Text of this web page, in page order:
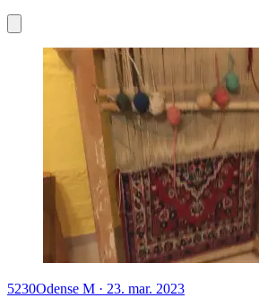
5230Odense M · 23. mar. 2023